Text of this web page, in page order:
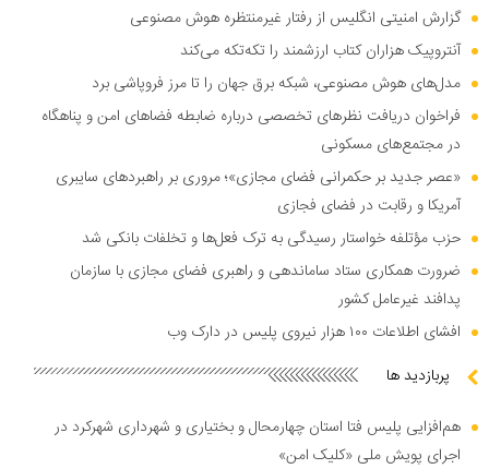
گزارش امنیتی انگلیس از رفتار غیرمنتظره هوش مصنوعی
آنتروپیک هزاران کتاب ارزشمند را تکه‌تکه می‌کند
مدل‌های هوش مصنوعی، شبکه برق جهان را تا مرز فروپاشی برد
فراخوان دریافت نظر‌های تخصصی درباره ضابطه فضا‌های امن و پناهگاه
در مجتمع‌های مسکونی
«عصر جدید بر حکمرانی فضای مجازی»؛ مروری بر راهبرد‌های سایبری
آمریکا و رقابت در فضای فجازی
حزب مؤتلفه خواستار رسیدگی به ترک فعل‌ها و تخلفات بانکی شد
ضرورت همکاری ستاد ساماندهی و راهبری فضای مجازی با سازمان
پدافند غیرعامل کشور
افشای اطلاعات ۱۰۰ هزار نیروی پلیس در دارک وب
پربازدید ها
هم‌افزایی پلیس فتا استان چهارمحال و بختیاری و شهرداری شهرکرد در
اجرای پویش ملی «کلیک امن»